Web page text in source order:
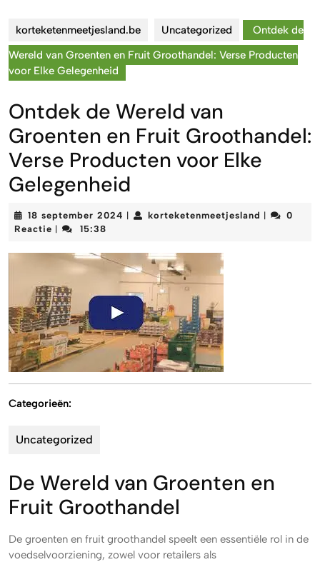
korteketenmeetjesland.be Uncategorized
Ontdek de
Wereld van Groenten en Fruit Groothandel: Verse Producten
voor Elke Gelegenheid
Ontdek de Wereld van
Groenten en Fruit Groothandel:
Verse Producten voor Elke
Gelegenheid
18 september 2024 18
korteketenmeetjesland
0
Reactie
15:38
Categorieën:
Uncategorized
De Wereld van Groenten en
Fruit Groothandel
De groenten en fruit groothandel speelt een essentiële rol in de
voedselvoorziening, zowel voor retailers als